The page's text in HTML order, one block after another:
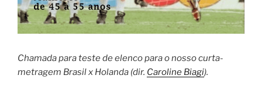
Chamada para teste de elenco para o nosso curta-
metragem Brasil x Holanda (dir. Caroline Biagi).